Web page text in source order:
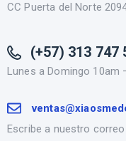
CC Puerta del Norte
(+57) 313 747
Lunes a Domingo 10am
Escribe a nuestro